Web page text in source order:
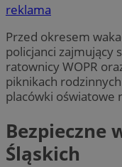
reklama
Przed okresem
policjanci zajmujący
ratownicy WOPR
piknikach
placówki oświatowe
Bezpieczne
Śląskich